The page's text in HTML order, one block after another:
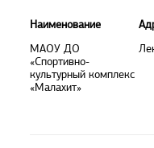
Наименование
МАОУ ДО
«Спортивно-
культурный комплекс
«Малахит»